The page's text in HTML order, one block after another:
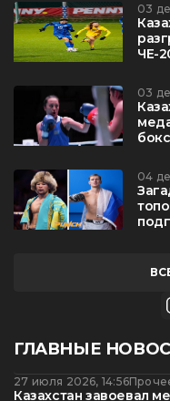
03
ЧЕ-
03
04
ГЛАВНЫЕ
27 июля 2026, 14:56
Казахстан завоевал